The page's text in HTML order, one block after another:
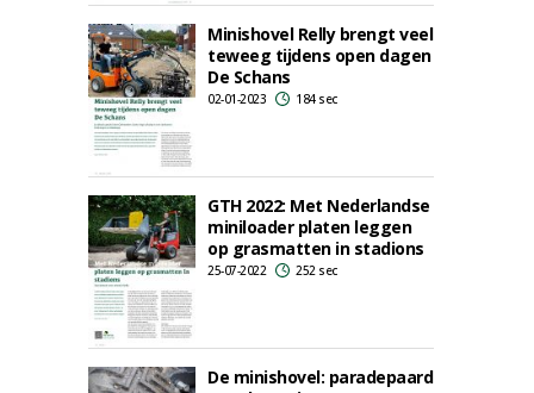
Minishovel Relly brengt veel
teweeg tijdens open dagen
De Schans
02-01-2023 184 sec
GTH 2022: Met Nederlandse
miniloader platen leggen
op grasmatten in stadions
25-07-2022 252 sec
De minishovel: paradepaard